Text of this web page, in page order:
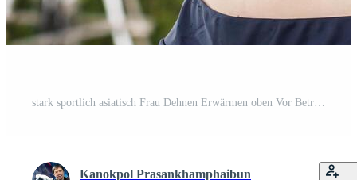
Kanokpol Prasankhamphaibun